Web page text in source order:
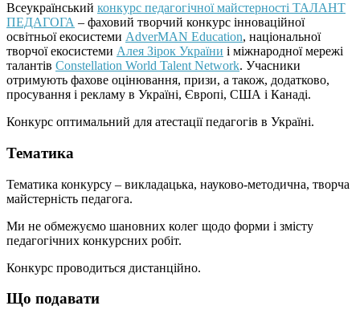
Всеукраїнський конкурс педагогічної майстерності ТАЛАНТ
ПЕДАГОГА – фаховий творчий конкурс інноваційної
освітньої екосистеми AdverMAN Education, національної
творчої екосистеми Алея Зірок України і міжнародної мережі
талантів Constellation World Talent Network. Учасники
отримують фахове оцінювання, призи, а також, додатково,
просування і рекламу в Україні, Європі, США і Канаді.
Конкурс оптимальний для атестації педагогів в Україні.
Тематика
Тематика конкурсу – викладацька, науково-методична, творча
майстерність педагога.
Ми не обмежуємо шановних колег щодо форми і змісту
педагогічних конкурсних робіт.
Конкурс проводиться дистанційно.
Що подавати